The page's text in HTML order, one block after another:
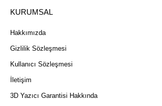
KURUMSAL
Hakkımızda
Gizlilik Sözleşmesi
Kullanıcı Sözleşmesi
İletişim
3D Yazıcı Garantisi Hakkında